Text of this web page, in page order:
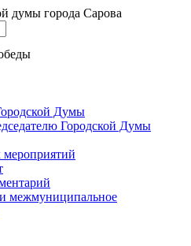
думы города Сарова
Думы
Городской Думы
межмуниципальное